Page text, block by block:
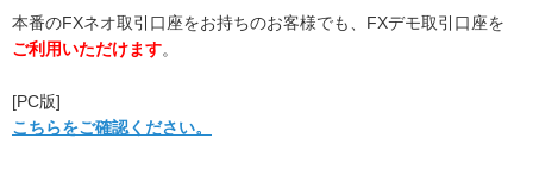
本番のFXネオ取引口座をお持ちのお客様でも、FXデモ取引口座を
ご利用いただけます。
[PC版]
こちらをご確認ください。